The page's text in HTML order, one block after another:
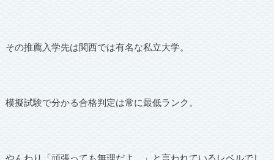
その推薦入学先は関西では有名な私立大学。
模擬試験で分かる合格判定は常に最低ランク。
やんわり「頑張っても無理だよ。」と言われているレベルでし